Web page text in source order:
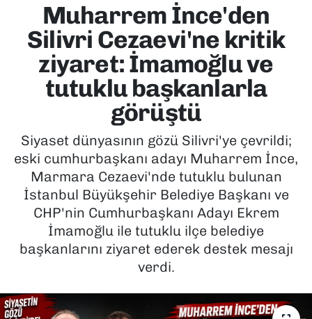
Muharrem İnce'den
Silivri Cezaevi'ne kritik
ziyaret: İmamoğlu ve
tutuklu başkanlarla
görüştü
Siyaset dünyasının gözü Silivri'ye çevrildi;
eski cumhurbaşkanı adayı Muharrem İnce,
Marmara Cezaevi'nde tutuklu bulunan
İstanbul Büyükşehir Belediye Başkanı ve
CHP'nin Cumhurbaşkanı Adayı Ekrem
İmamoğlu ile tutuklu ilçe belediye
başkanlarını ziyaret ederek destek mesajı
verdi.
EKONOMİ
KÜLTÜR SANAT
MAGAZİN
POLİTİKA
SAĞLIK
SPOR
TEKNOLOJİ
YEREL YÖNETİMLER
Tüm Manşetler
Son Dakika Haberleri
Haber Arşivi